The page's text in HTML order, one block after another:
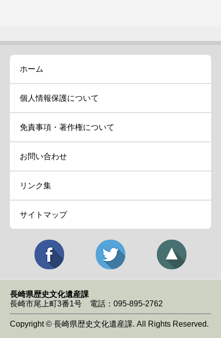
ホーム
個人情報保護について
免責事項・著作権について
お問い合わせ
リンク集
サイトマップ
長崎県歴史文化遺産課
長崎市尾上町3番1号 電話：095-895-2762
Copyright © 長崎県歴史文化遺産課. All Rights Reserved.